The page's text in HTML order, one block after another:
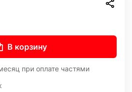
В корзину
при оплате частями